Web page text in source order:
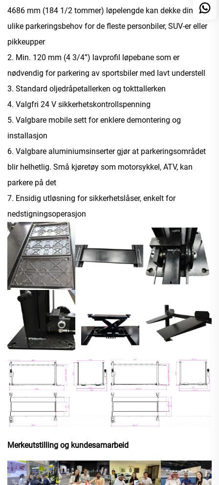
4686 mm (184 1/2 tommer) løpelengde kan dekke dine
ulike parkeringsbehov for de fleste personbiler, SUV-er eller
pikkeupper
2. Min. 120 mm (4 3/4”) lavprofil løpebane som er
nødvendig for parkering av sportsbiler med lavt understell
3. Standard oljedråpetallerken og tokttallerken
4. Valgfri 24 V sikkerhetskontrollspenning
5. Valgbare mobile sett for enklere demontering og
installasjon
6. Valgbare aluminiumsinserter gjør at parkeringsområdet
blir helhetlig. Små kjøretøy som motorsykkel, ATV, kan
parkere på det
7. Ensidig utløsning for sikkerhetslåser, enkelt for
nedstigningsoperasjon
Merkeutstilling og kundesamarbeid